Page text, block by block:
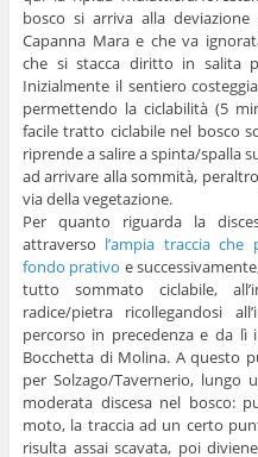
bosco si arriva alla
Capanna Mara e che va
che si stacca diritto in salita
Inizialmente il sentiero
permettendo la ciclabilità (5
facile tratto ciclabile nel bosco
riprende a salire a spinta/spalla
ad arrivare alla sommità,
via della vegetazione.
Per quanto riguarda la
attraverso l’ampia traccia
fondo prativo e
tutto sommato ciclabile,
radice/pietra ricollegandosi
percorso in precedenza e da lì
Bocchetta di Molina. A questo
per Solzago/Tavernerio,
moderata discesa nel bosco:
moto, la traccia ad un certo
risulta assai scavata, poi